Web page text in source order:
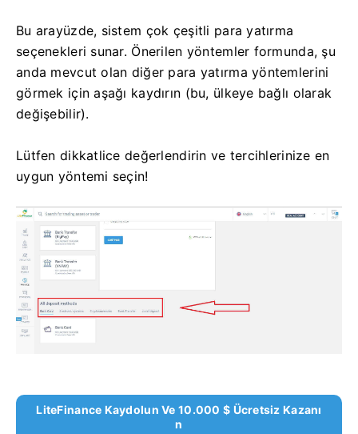
Bu arayüzde, sistem çok çeşitli para yatırma
seçenekleri sunar. Önerilen yöntemler formunda, şu
anda mevcut olan diğer para yatırma yöntemlerini
görmek için aşağı kaydırın (bu, ülkeye bağlı olarak
değişebilir).
Lütfen dikkatlice değerlendirin ve tercihlerinize en
uygun yöntemi seçin!
LiteFinance Kaydolun Ve 10.000 $ Ücretsiz Kazanı
N